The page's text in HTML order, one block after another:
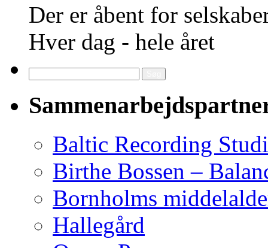
Der er åbent for
Hver dag - hele året
efter:
Baltic Recording
Birthe Bossen –
Bornholms
Hallegård